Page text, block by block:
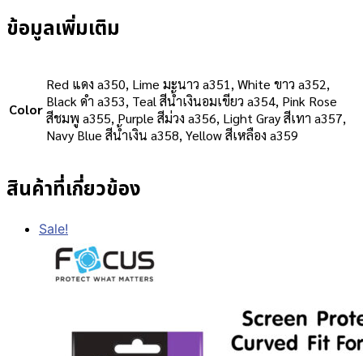
ข้อมูลเพิ่มเติม
Color
Red แดง a350, Lime มะนาว a351, White ขาว a352,
Black ดำ a353, Teal สีน้ำเงินอมเขียว a354, Pink Rose
สีชมพู a355, Purple สีม่วง a356, Light Gray สีเทา a357,
Navy Blue สีน้ำเงิน a358, Yellow สีเหลือง a359
สินค้าที่เกี่ยวข้อง
Sale!